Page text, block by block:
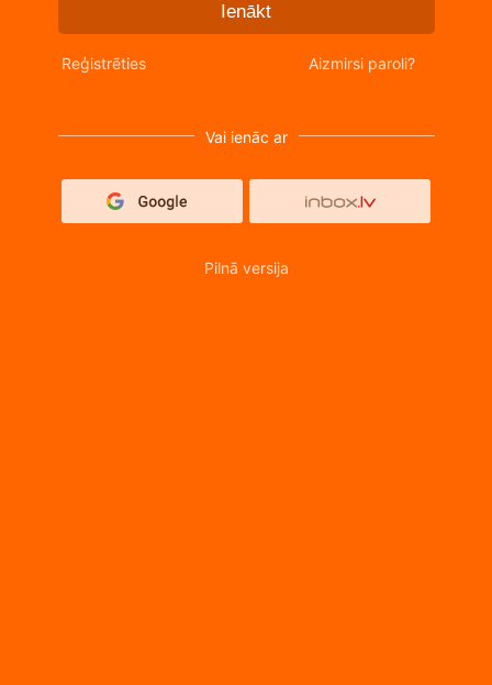
Ienākt
Reģistrēties Aizmirsi paroli?
Vai ienāc ar
Pilnā versija